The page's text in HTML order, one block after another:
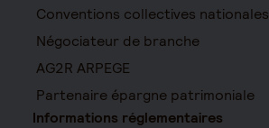
Conventions collectives nationales
Négociateur de branche
AG2R ARPEGE
Partenaire épargne patrimoniale
Informations réglementaires